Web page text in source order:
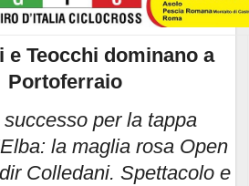
e Teocchi dominano a
Portoferraio
per la tappa
la maglia rosa Open
Colledani. Spettacolo e